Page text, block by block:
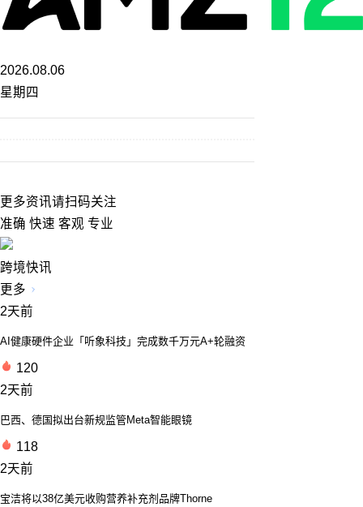
2026.08.06
星期四
更多资讯请扫码关注
准确 快速 客观 专业
跨境快讯
更多
2天前
AI健康硬件企业「听象科技」完成数千万元A+轮融资
120
2天前
巴西、德国拟出台新规监管Meta智能眼镜
118
2天前
宝洁将以38亿美元收购营养补充剂品牌Thorne